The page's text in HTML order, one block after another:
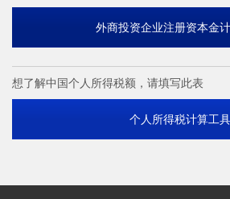
外商投资企业注册资本金
想了解中国个人所得税额，请填写此表
个人所得税计算工具